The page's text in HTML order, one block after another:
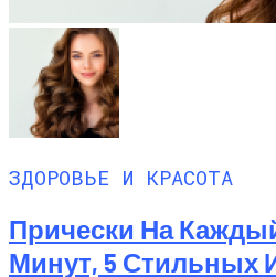
ЗДОРОВЬЕ И КРАСОТА
Прически На
Минут, 5 Стильных